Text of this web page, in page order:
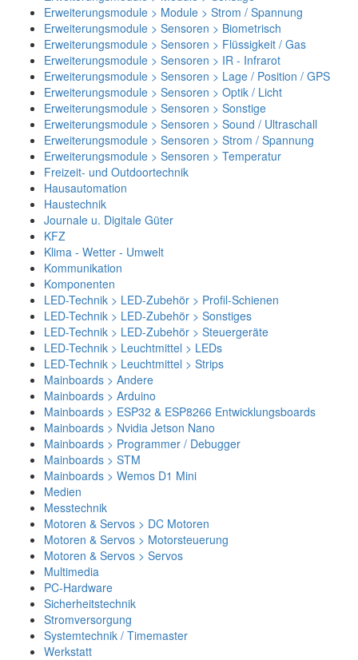
Erweiterungsmodule > Module > Strom / Spannung
Erweiterungsmodule > Sensoren > Biometrisch
Erweiterungsmodule > Sensoren > Flüssigkeit / Gas
Erweiterungsmodule > Sensoren > IR - Infrarot
Erweiterungsmodule > Sensoren > Lage / Position / GPS
Erweiterungsmodule > Sensoren > Optik / Licht
Erweiterungsmodule > Sensoren > Sonstige
Erweiterungsmodule > Sensoren > Sound / Ultraschall
Erweiterungsmodule > Sensoren > Strom / Spannung
Erweiterungsmodule > Sensoren > Temperatur
Freizeit- und Outdoortechnik
Hausautomation
Haustechnik
Journale u. Digitale Güter
KFZ
Klima - Wetter - Umwelt
Kommunikation
Komponenten
LED-Technik > LED-Zubehör > Profil-Schienen
LED-Technik > LED-Zubehör > Sonstiges
LED-Technik > LED-Zubehör > Steuergeräte
LED-Technik > Leuchtmittel > LEDs
LED-Technik > Leuchtmittel > Strips
Mainboards > Andere
Mainboards > Arduino
Mainboards > ESP32 & ESP8266 Entwicklungsboards
Mainboards > Nvidia Jetson Nano
Mainboards > Programmer / Debugger
Mainboards > STM
Mainboards > Wemos D1 Mini
Medien
Messtechnik
Motoren & Servos > DC Motoren
Motoren & Servos > Motorsteuerung
Motoren & Servos > Servos
Multimedia
PC-Hardware
Sicherheitstechnik
Stromversorgung
Systemtechnik / Timemaster
Werkstatt